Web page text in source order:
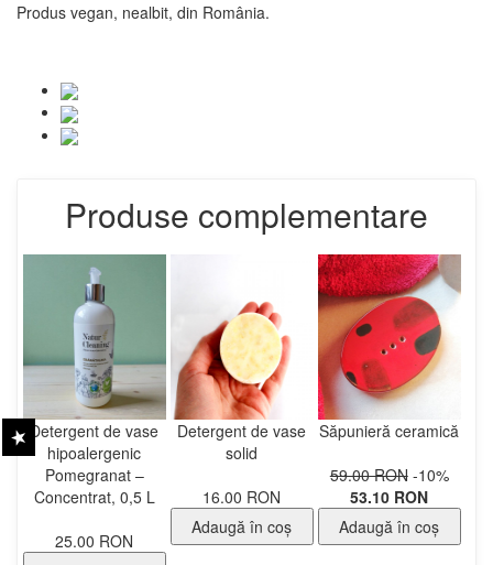
Produs vegan, nealbit, din România.
Produse complementare
Detergent de vase
hipoalergenic
Pomegranat –
Concentrat, 0,5 L
25.00 RON
Detergent de vase
solid
16.00 RON
Adaugă în coş
Săpunieră ceramică
59.00 RON-10%
53.10 RON
Adaugă în coş